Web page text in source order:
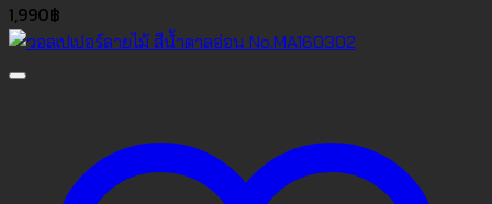
1,990฿